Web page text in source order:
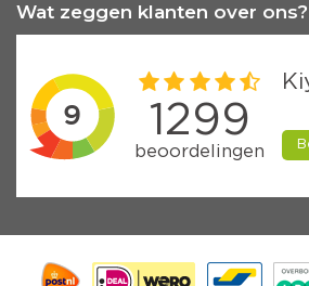
Wat zeggen klanten over ons?